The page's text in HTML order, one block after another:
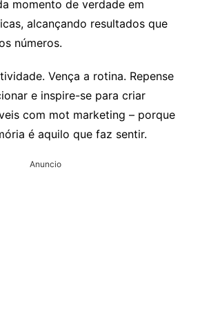
momento de verdade em
alcançando resultados que
números.
Vença a rotina. Repense
e inspire-se para criar
com mot marketing – porque
é aquilo que faz sentir.
Anuncio